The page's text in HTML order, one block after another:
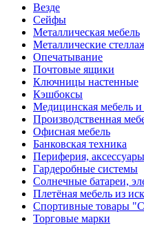
Везде
Сейфы
Металлическая мебель
Металлические
Опечатывание
Почтовые ящики
Ключницы настенные
Кэшбоксы
Медицинская мебель и
Производственная
Офисная мебель
Банковская техника
Периферия,
Гардеробные системы
Солнечные батареи,
Плетёная мебель из
Спортивные товары
Торговые марки